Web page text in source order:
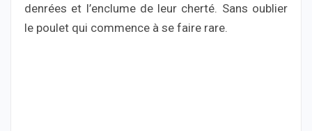
denrées et l’enclume de leur cherté. Sans oublier
le poulet qui commence à se faire rare.